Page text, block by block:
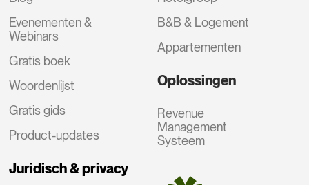
Evenementen &
Webinars
Gratis boek
Woordenlijst
Gratis gids
Product-updates
Juridisch & privacy
B&B & Logement
Appartementen
Oplossingen
Revenue
Management
Systeem